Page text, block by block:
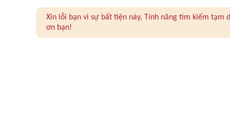
Xin lỗi bạn vì sự bất tiện này, Tính năng tìm kiếm
ơn bạn!